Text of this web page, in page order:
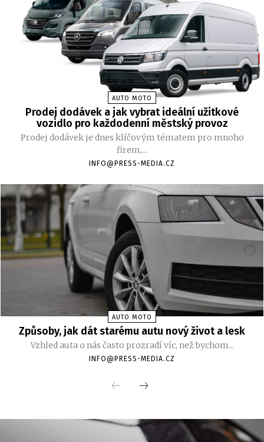
AUTO MOTO
Prodej dodávek a jak vybrat ideální užitkové
vozidlo pro každodenní městský provoz
Prodej dodávek je dnes klíčovým tématem pro mnoho
firem,...
INFO@PRESS-MEDIA.CZ
AUTO MOTO
Způsoby, jak dát starému autu nový život a lesk
Vzhled auta o nás často prozradí víc, než bychom...
INFO@PRESS-MEDIA.CZ